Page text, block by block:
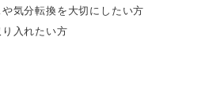
気分転換を大切にしたい方
入れたい方